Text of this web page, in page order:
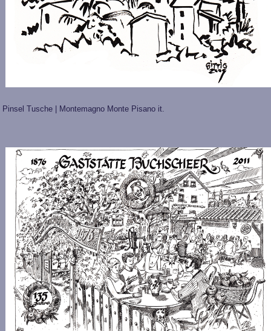
Pinsel Tusche | Montemagno Monte Pisano it.